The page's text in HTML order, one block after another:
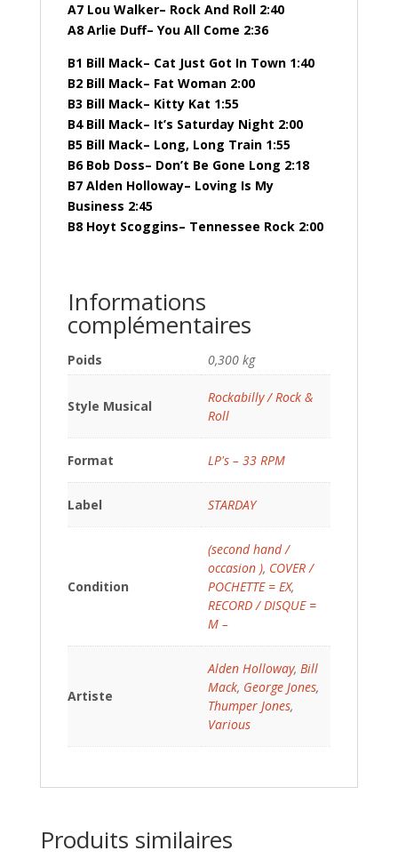
A7 Lou Walker– Rock And Roll 2:40
A8 Arlie Duff– You All Come 2:36
B1 Bill Mack– Cat Just Got In Town 1:40
B2 Bill Mack– Fat Woman 2:00
B3 Bill Mack– Kitty Kat 1:55
B4 Bill Mack– It’s Saturday Night 2:00
B5 Bill Mack– Long, Long Train 1:55
B6 Bob Doss– Don’t Be Gone Long 2:18
B7 Alden Holloway– Loving Is My
Business 2:45
B8 Hoyt Scoggins– Tennessee Rock 2:00
Informations
complémentaires
Poids 0,300 kg
Style Musical
Rockabilly / Rock &
Roll
Format LP's – 33 RPM
Label STARDAY
Condition
(second hand /
occasion ), COVER /
POCHETTE = EX,
RECORD / DISQUE =
M –
Artiste
Alden Holloway, Bill
Mack, George Jones,
Thumper Jones,
Various
Produits similaires